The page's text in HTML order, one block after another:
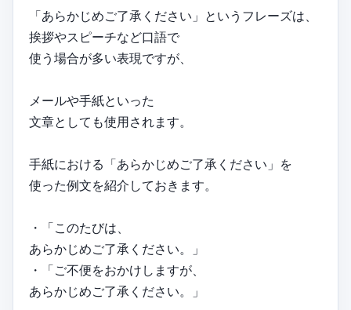
「あらかじめご了承ください」というフレーズは、
挨拶やスピーチなど口語で
使う場合が多い表現ですが、
メールや手紙といった
文章としても使用されます。
手紙における「あらかじめご了承ください」を
使った例文を紹介しておきます。
・「このたびは、
あらかじめご了承ください。」
・「ご不便をおかけしますが、
あらかじめご了承ください。」